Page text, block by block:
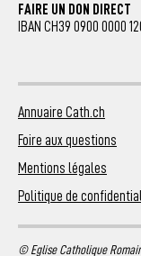
FAIRE UN DON DIRECT
IBAN CH39 0900 0000
Annuaire Cath.ch
Foire aux questions
Mentions légales
Politique de
© Eglise Catholique